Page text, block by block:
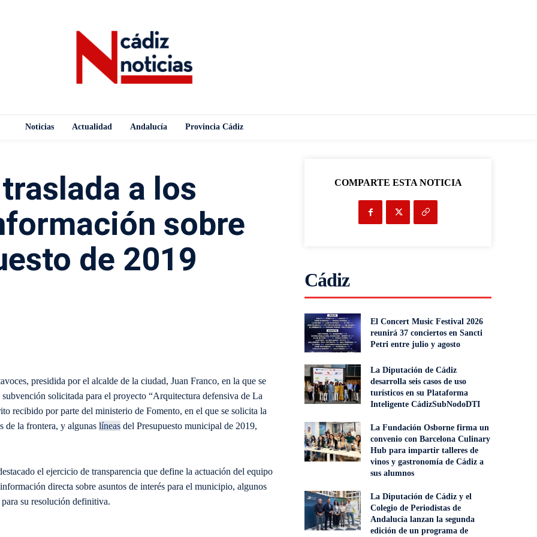
Noticias Actualidad Andalucía Provincia Cádiz
a los
sobre
de 2019
presidida por el alcalde de la ciudad, Juan Franco, en la que se
solicitada para el proyecto “Arquitectura defensiva de La
recibido por parte del ministerio de Fomento, en el que se solicita la
de la frontera, y algunas líneas del Presupuesto municipal de 2019,
el ejercicio de transparencia que define la actuación del equipo
directa sobre asuntos de interés para el municipio, algunos
su resolución definitiva.
COMPARTE ESTA NOTICIA
Cádiz
El Concert Music Festival 2026
reunirá 37 conciertos en Sancti
Petri entre julio y agosto
La Diputación de Cádiz
desarrolla seis casos de uso
turísticos en su Plataforma
Inteligente CádizSubNodoDTI
La Fundación Osborne firma un
convenio con Barcelona Culinary
Hub para impartir talleres de
vinos y gastronomía de Cádiz a
sus alumnos
La Diputación de Cádiz y el
Colegio de Periodistas de
Andalucía lanzan la segunda
edición de un programa de